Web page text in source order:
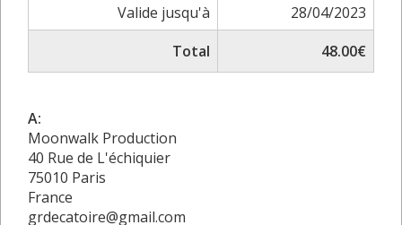
Valide jusqu'à
28/04/2023
Total
48.00€
A:
Moonwalk Production
40 Rue de L'échiquier
75010 Paris
France
grdecatoire@gmail.com